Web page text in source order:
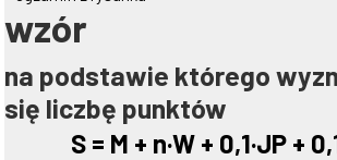
wzór
na podstawie którego
się liczbę punktów
S = M + n·W + 0,1·JP +